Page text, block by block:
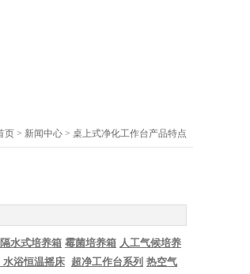
页 > 新闻中心 > 桌上式净化工作台产品特点
隔水式培养箱 霉菌培养箱 人工气候培养
水浴恒温摇床 超净工作台系列 热空气